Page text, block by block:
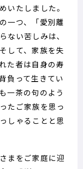
いたしました。
一つ、「愛別離
ない苦しみは、
して、家族を失
た者は自身の寿
負って生きてい
一茶の句のよう
たご家族を思っ
しゃることと思
まをご家庭に迎